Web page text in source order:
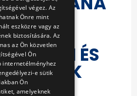
ÉS
TERVEK
végez. Az
Önre mint
eszközre vagy az
biztosítására. Az
az Ön közvetlen
Ön
internetélményhez
e sütik
Ön
amelyeknek